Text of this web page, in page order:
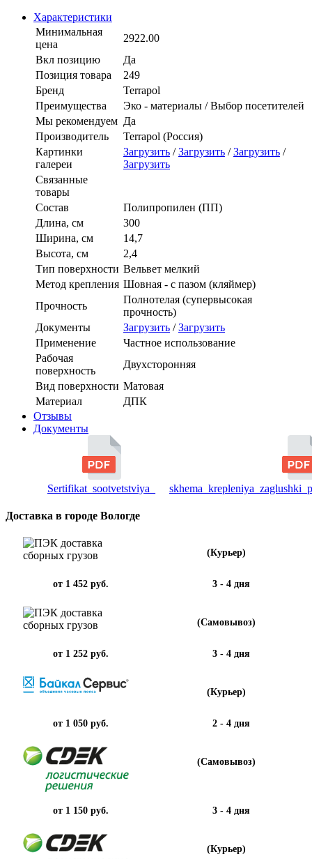
Характеристики
Минимальная
цена
2922.00
Вкл позицию
Да
Позиция товара
249
Бренд
Terrapol
Преимущества
Эко - материалы / Выбор посетителей
Мы рекомендуем Да
Производитель
Terrapol (Россия)
Картинки
галереи
Загрузить /Загрузить /Загрузить /
Загрузить
Связанные
товары
Состав
Полипропилен (ПП)
Длина, см
300
Ширина, см
14,7
Высота, см
2,4
Тип поверхности Вельвет мелкий
Метод крепления Шовная - с пазом (кляймер)
Прочность
Полнотелая (супервысокая
прочность)
Документы
Загрузить /Загрузить
Применение
Частное использование
Рабочая
поверхность
Двухсторонняя
Вид поверхности Матовая
Материал
ДПК
Отзывы
Документы
Sertifikat_sootvetstviya_
Доставка в городе Вологде
(Курьер)
от 1 452 руб. 3 - 4 дня
(Самовывоз)
от 1 252 руб. 3 - 4 дня
(Курьер)
от 1 050 руб. 2 - 4 дня
(Самовывоз)
от 1 150 руб. 3 - 4 дня
(Курьер)